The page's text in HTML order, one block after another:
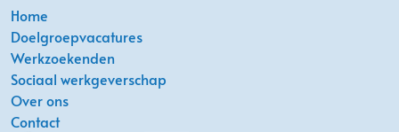
Home
Doelgroepvacatures
Werkzoekenden
Sociaal werkgeverschap
Over ons
Contact